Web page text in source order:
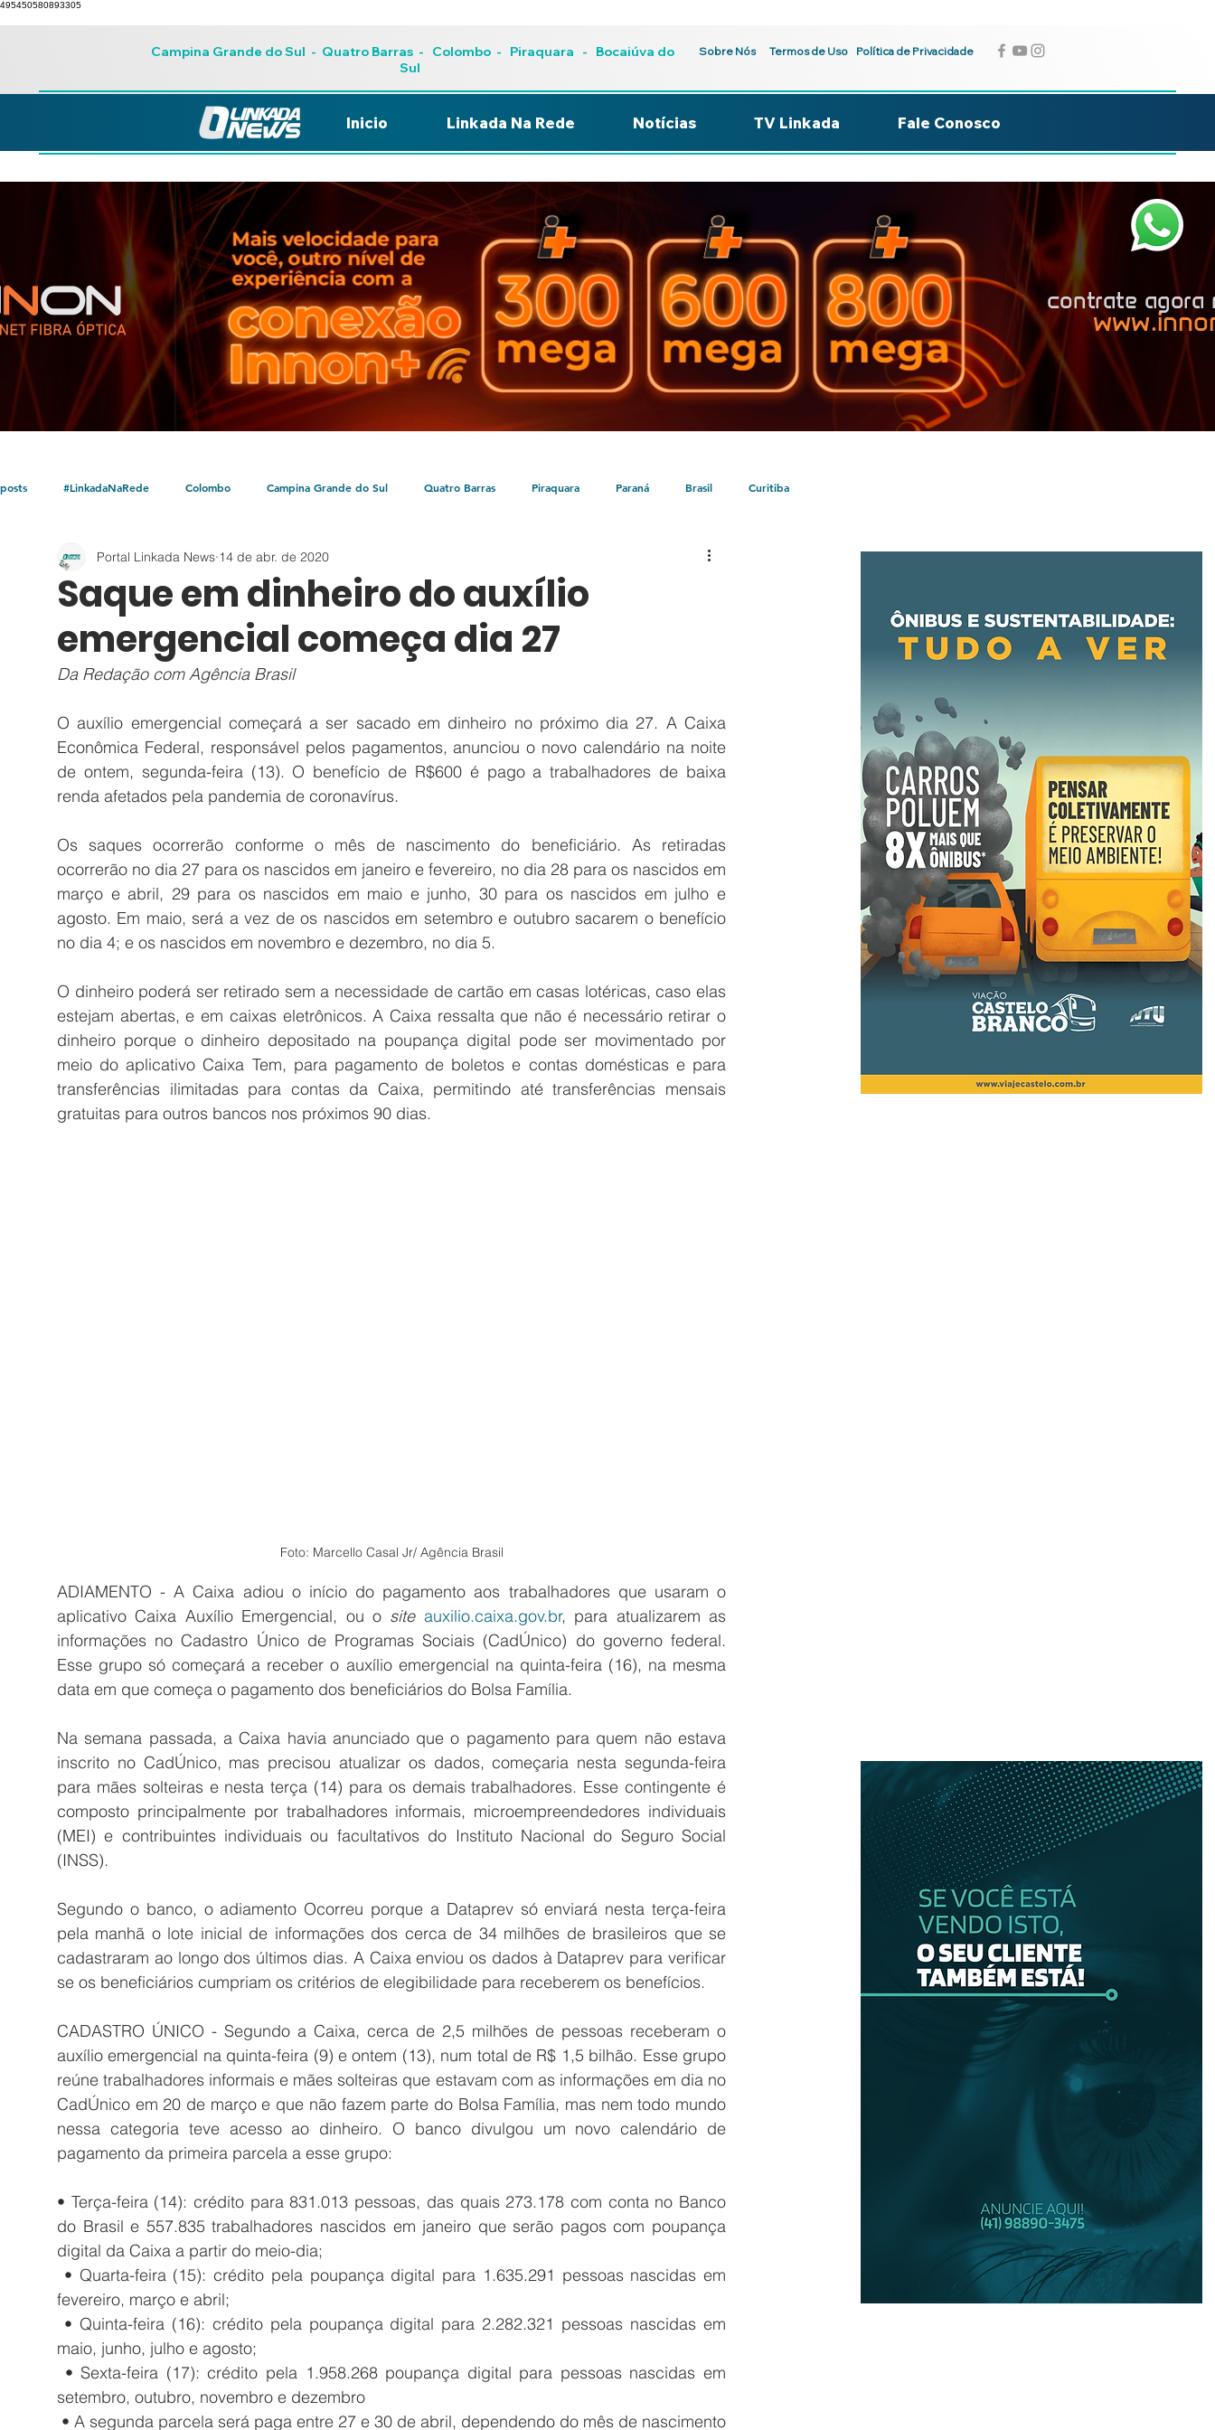
495450580893305
Campina Grande do Sul - Quatro Barras- Colombo- Piraquara - Bocaiúva do
Sul
Sobre Nós Termos de Uso Política de Privacidade
Inicio Linkada Na Rede Notícias TV Linkada Fale Conosco
#LinkadaNaRede Colombo Campina Grande do Sul Quatro Barras Piraquara Paraná Brasil Curitiba
Policial Bocaiúva do Sul Litoral
Saque em dinheiro do auxílio
emergencial começa dia 27
Portal Linkada News 14 de abr. de 2020
Da Redação com Agência Brasil
O auxílio emergencial começará a ser sacado em dinheiro no próximo dia 27. A Caixa
Econômica Federal, responsável pelos pagamentos, anunciou o novo calendário na noite
de ontem, segunda-feira (13). O benefício de R$600 é pago a trabalhadores de baixa
renda afetados pela pandemia de coronavírus.
Os saques ocorrerão conforme o mês de nascimento do beneficiário. As retiradas
ocorrerão no dia 27 para os nascidos em janeiro e fevereiro, no dia 28 para os nascidos em
março e abril, 29 para os nascidos em maio e junho, 30 para os nascidos em julho e
agosto. Em maio, será a vez de os nascidos em setembro e outubro sacarem o benefício
no dia 4; e os nascidos em novembro e dezembro, no dia 5.
O dinheiro poderá ser retirado sem a necessidade de cartão em casas lotéricas, caso elas
estejam abertas, e em caixas eletrônicos. A Caixa ressalta que não é necessário retirar o
dinheiro porque o dinheiro depositado na poupança digital pode ser movimentado por
meio do aplicativo Caixa Tem, para pagamento de boletos e contas domésticas e para
transferências ilimitadas para contas da Caixa, permitindo até transferências mensais
gratuitas para outros bancos nos próximos 90 dias.
Foto: Marcello Casal Jr/ Agência Brasil
ADIAMENTO - A Caixa adiou o início do pagamento aos trabalhadores que usaram o
aplicativo Caixa Auxílio Emergencial, ou o site auxilio.caixa.gov.br, para atualizarem as
informações no Cadastro Único de Programas Sociais (CadÚnico) do governo federal.
Esse grupo só começará a receber o auxílio emergencial na quinta-feira (16), na mesma
data em que começa o pagamento dos beneficiários do Bolsa Família.
Na semana passada, a Caixa havia anunciado que o pagamento para quem não estava
inscrito no CadÚnico, mas precisou atualizar os dados, começaria nesta segunda-feira
para mães solteiras e nesta terça (14) para os demais trabalhadores. Esse contingente é
composto principalmente por trabalhadores informais, microempreendedores individuais
(MEI) e contribuintes individuais ou facultativos do Instituto Nacional do Seguro Social
(INSS).
Segundo o banco, o adiamento Ocorreu porque a Dataprev só enviará nesta terça-feira
pela manhã o lote inicial de informações dos cerca de 34 milhões de brasileiros que se
cadastraram ao longo dos últimos dias. A Caixa enviou os dados à Dataprev para verificar
se os beneficiários cumpriam os critérios de elegibilidade para receberem os benefícios.
CADASTRO ÚNICO - Segundo a Caixa, cerca de 2,5 milhões de pessoas receberam o
auxílio emergencial na quinta-feira (9) e ontem (13), num total de R$ 1,5 bilhão. Esse grupo
reúne trabalhadores informais e mães solteiras que estavam com as informações em dia no
CadÚnico em 20 de março e que não fazem parte do Bolsa Família, mas nem todo mundo
nessa categoria teve acesso ao dinheiro. O banco divulgou um novo calendário de
pagamento da primeira parcela a esse grupo:
• Terça-feira (14): crédito para 831.013 pessoas, das quais 273.178 com conta no Banco
do Brasil e 557.835 trabalhadores nascidos em janeiro que serão pagos com poupança
digital da Caixa a partir do meio-dia;
fevereiro, março e abril;
maio, junho, julho e agosto;
setembro, outubro, novembro e dezembro